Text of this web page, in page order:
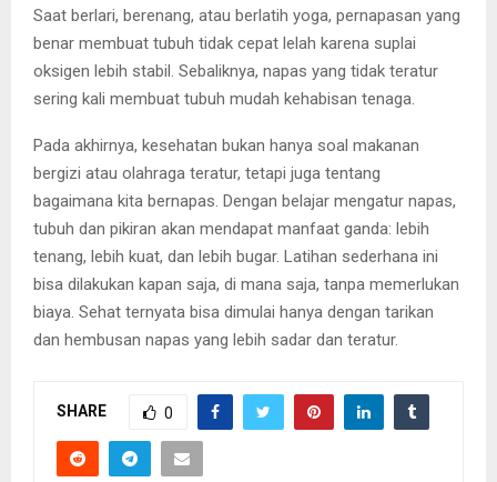
Saat berlari, berenang, atau berlatih yoga, pernapasan yang
benar membuat tubuh tidak cepat lelah karena suplai
oksigen lebih stabil. Sebaliknya, napas yang tidak teratur
sering kali membuat tubuh mudah kehabisan tenaga.
Pada akhirnya, kesehatan bukan hanya soal makanan
bergizi atau olahraga teratur, tetapi juga tentang
bagaimana kita bernapas. Dengan belajar mengatur napas,
tubuh dan pikiran akan mendapat manfaat ganda: lebih
tenang, lebih kuat, dan lebih bugar. Latihan sederhana ini
bisa dilakukan kapan saja, di mana saja, tanpa memerlukan
biaya. Sehat ternyata bisa dimulai hanya dengan tarikan
dan hembusan napas yang lebih sadar dan teratur.
SHARE 0